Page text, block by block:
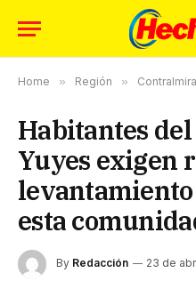
Home » Región »
Habitantes
Yuyes exigen
esta
By Redacción 23 de